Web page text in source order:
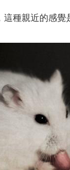
種親近的感